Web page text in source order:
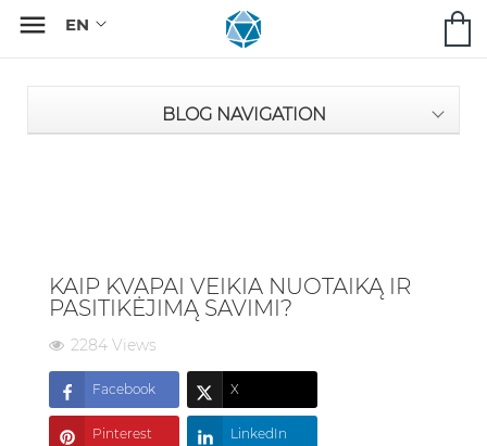

BLOG NAVIGATION
KAIP KVAPAI VEIKIA NUOTAIKĄ IR
PASITIKĖJIMĄ SAVIMI?
2284 Views
Facebook X
Pinterest LinkedIn